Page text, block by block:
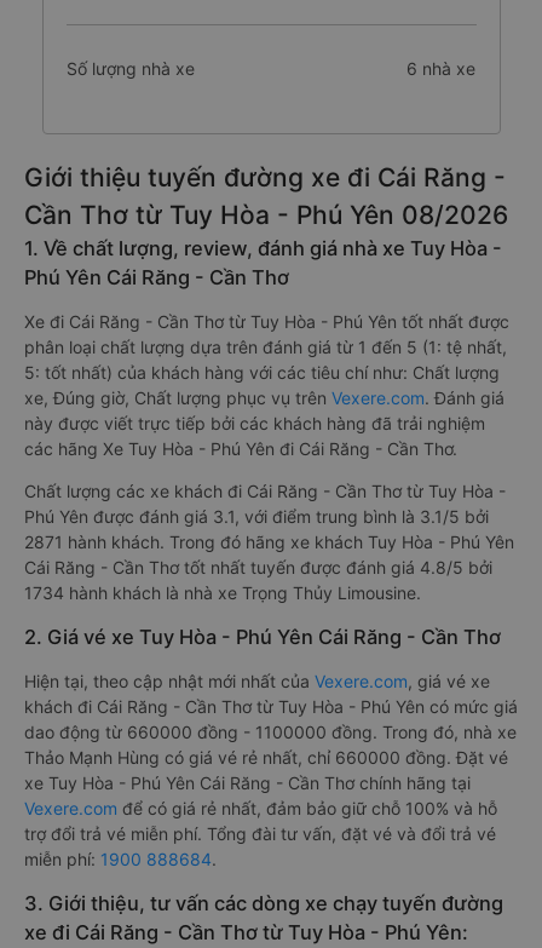
Số lượng nhà xe 6 nhà xe
Giới thiệu tuyến đường xe đi Cái Răng -
Cần Thơ từ Tuy Hòa - Phú Yên 08/2026
1. Về chất lượng, review, đánh giá nhà xe Tuy Hòa -
Phú Yên Cái Răng - Cần Thơ
Xe đi Cái Răng - Cần Thơ từ Tuy Hòa - Phú Yên tốt nhất được
phân loại chất lượng dựa trên đánh giá từ 1 đến 5 (1: tệ nhất,
5: tốt nhất) của khách hàng với các tiêu chí như: Chất lượng
xe, Đúng giờ, Chất lượng phục vụ trên Vexere.com. Đánh giá
này được viết trực tiếp bởi các khách hàng đã trải nghiệm
các hãng Xe Tuy Hòa - Phú Yên đi Cái Răng - Cần Thơ.
Chất lượng các xe khách đi Cái Răng - Cần Thơ từ Tuy Hòa -
Phú Yên được đánh giá 3.1, với điểm trung bình là 3.1/5 bởi
2871 hành khách. Trong đó hãng xe khách Tuy Hòa - Phú Yên
Cái Răng - Cần Thơ tốt nhất tuyến được đánh giá 4.8/5 bởi
1734 hành khách là nhà xe Trọng Thủy Limousine.
2. Giá vé xe Tuy Hòa - Phú Yên Cái Răng - Cần Thơ
Hiện tại, theo cập nhật mới nhất của Vexere.com, giá vé xe
khách đi Cái Răng - Cần Thơ từ Tuy Hòa - Phú Yên có mức giá
dao động từ 660000 đồng - 1100000 đồng. Trong đó, nhà xe
Thảo Mạnh Hùng có giá vé rẻ nhất, chỉ 660000 đồng. Đặt vé
xe Tuy Hòa - Phú Yên Cái Răng - Cần Thơ chính hãng tại
Vexere.com để có giá rẻ nhất, đảm bảo giữ chỗ 100% và hỗ
trợ đổi trả vé miễn phí. Tổng đài tư vấn, đặt vé và đổi trả vé
miễn phí: 1900 888684.
3. Giới thiệu, tư vấn các dòng xe chạy tuyến đường
xe đi Cái Răng - Cần Thơ từ Tuy Hòa - Phú Yên: